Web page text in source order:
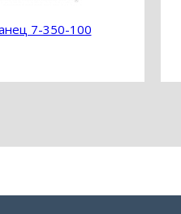
7-350-100